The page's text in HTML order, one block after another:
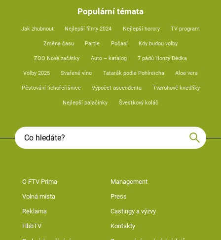
Populární témata
Jak zhubnout Nejlepší filmy 2024 Nejlepší horory TV program
Změna času Partie Počasí Kdy budou volby
ZOO Nové začátky Auto – katalog 7 pádů Honzy Dědka
Volby 2025 Svařené víno Tatarák podle Pohlreicha Aloe vera
Pěstování lichořeřišnice Výpočet ascendentu Tvarohové knedlíky
Nejlepší palačinky Švestkový koláč
O FTV Prima Management
Volná místa Press
Reklama Castingy a výzvy
HbbTV Kontakty